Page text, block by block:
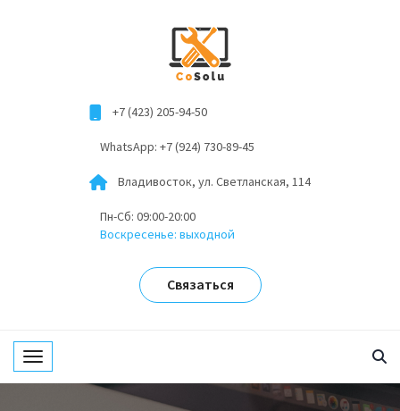
+7 (423) 205-94-50
WhatsApp: +7 (924) 730-89-45
Владивосток, ул. Светланская, 114
Пн-Сб: 09:00-20:00
Воскресенье: выходной
Связаться
Toggle navigation